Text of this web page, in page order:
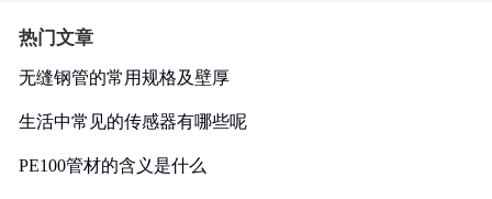
热门文章
无缝钢管的常用规格及壁厚
生活中常见的传感器有哪些呢
PE100管材的含义是什么